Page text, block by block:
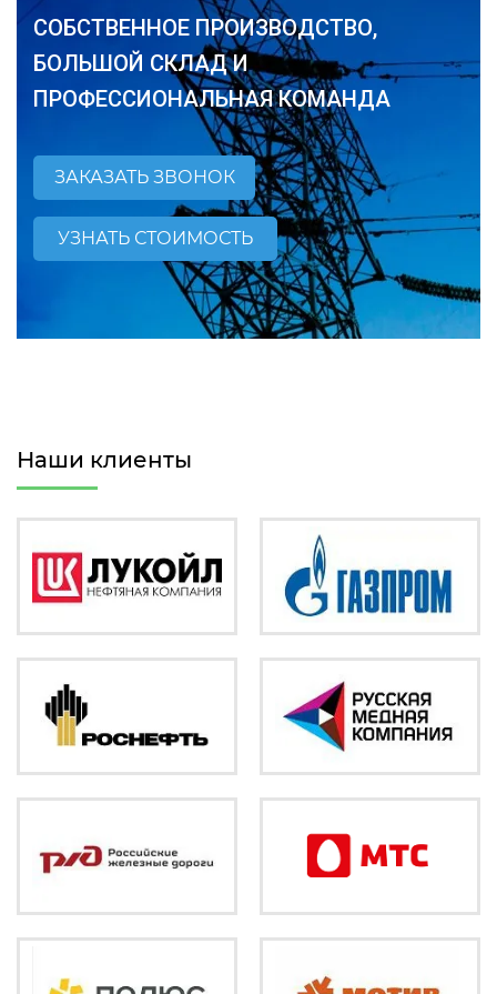
СОБСТВЕННОЕ ПРОИЗВОДСТВО,
БОЛЬШОЙ СКЛАД И
ПРОФЕССИОНАЛЬНАЯ КОМАНДА
ЗАКАЗАТЬ ЗВОНОК
УЗНАТЬ СТОИМОСТЬ
Наши клиенты